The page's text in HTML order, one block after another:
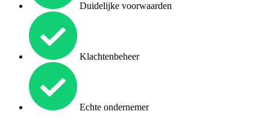
Duidelijke voorwaarden
Klachtenbeheer
Echte ondernemer